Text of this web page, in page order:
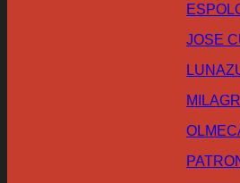
JOSE